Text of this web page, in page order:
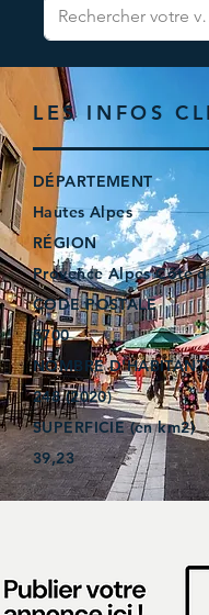
LES INFOS
DÉPARTEMENT
Hautes Alpes
RÉGION
Provence Alpes Côte
CODE POSTALE
5700
NOMBRE
248 (2020)
SUPERFICIE (en km2)
39,23